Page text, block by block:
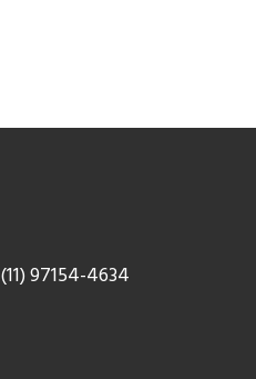
(11) 97154-4634